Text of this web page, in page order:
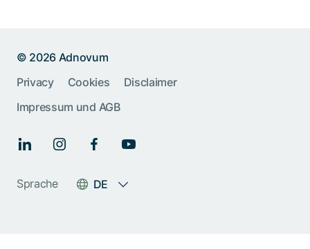
© 2026 Adnovum
Privacy
Cookies
Disclaimer
Impressum und AGB
Sprache DE